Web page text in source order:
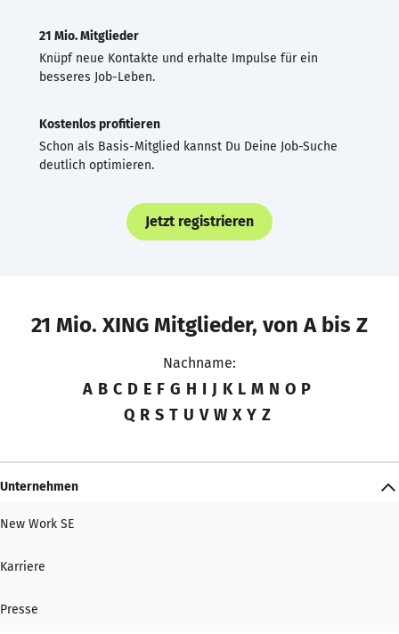
21 Mio. Mitglieder
Knüpf neue Kontakte und erhalte Impulse für ein
besseres Job-Leben.
Kostenlos profitieren
Schon als Basis-Mitglied kannst Du Deine Job-Suche
deutlich optimieren.
Jetzt registrieren
21 Mio. XING Mitglieder, von A bis Z
Nachname:
A B C D E F G H I J K L M N O P
Q R S T U V W X Y Z
Unternehmen
New Work SE
Karriere
Presse